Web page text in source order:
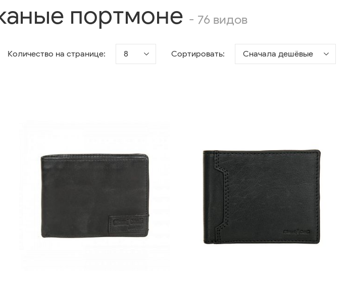
портмоне - 76 видов
Количество на странице: 8 Сортировать: Сначала дешёвые